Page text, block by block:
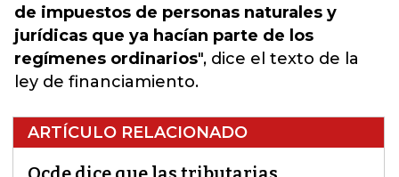
de impuestos de personas naturales y
jurídicas que ya hacían parte de los
regímenes ordinarios", dice el texto de la
ley de financiamiento.
ARTÍCULO RELACIONADO